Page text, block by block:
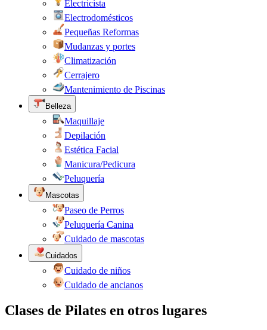
Electricista
Electrodomésticos
Pequeñas Reformas
Mudanzas y portes
Climatización
Cerrajero
Mantenimiento de Piscinas
Belleza
Maquillaje
Depilación
Estética Facial
Manicura/Pedicura
Peluquería
Mascotas
Paseo de Perros
Peluquería Canina
Cuidado de mascotas
Cuidados
Cuidado de niños
Cuidado de ancianos
Clases de Pilates en otros lugares